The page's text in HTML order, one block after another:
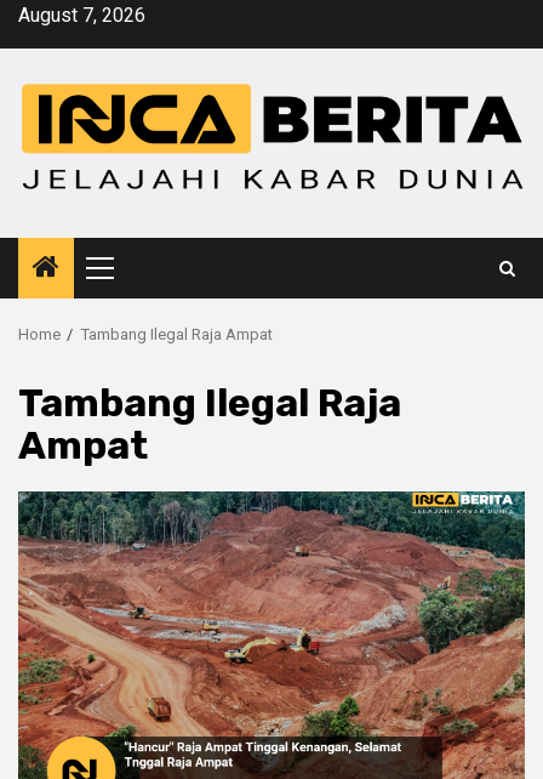
SkipAugust 7, 2026
Primary
Menu
Home Tambang Ilegal Raja Ampat
Tambang Ilegal Raja
Ampat